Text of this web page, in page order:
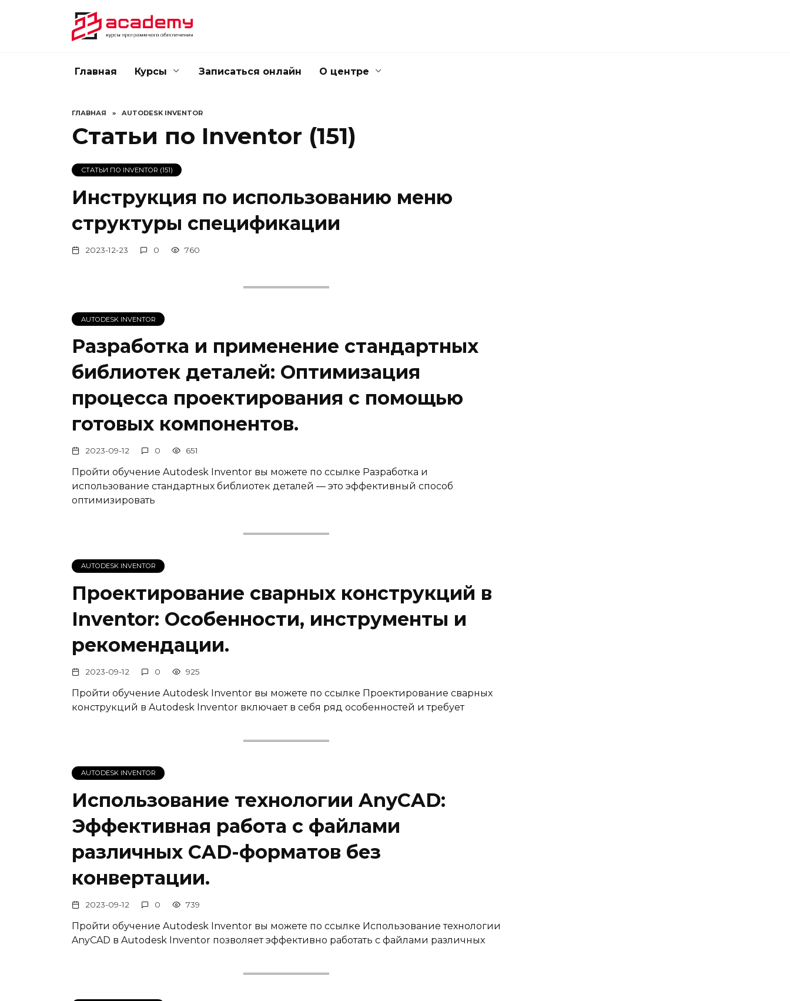
Главная Курсы Записаться онлайн О центре
ГЛАВНАЯ » AUTODESK INVENTOR
Статьи по Inventor (151)
СТАТЬИ ПО INVENTOR (151)
Инструкция по использованию меню
структуры спецификации
2023-12-23 0 760
AUTODESK INVENTOR
Разработка и применение стандартных
библиотек деталей: Оптимизация
процесса проектирования с помощью
готовых компонентов.
2023-09-12 0 651
Пройти обучение Autodesk Inventor вы можете по ссылке Разработка и
использование стандартных библиотек деталей — это эффективный способ
оптимизировать
AUTODESK INVENTOR
Проектирование сварных конструкций в
Inventor: Особенности, инструменты и
рекомендации.
2023-09-12 0 925
Пройти обучение Autodesk Inventor вы можете по ссылке Проектирование сварных
конструкций в Autodesk Inventor включает в себя ряд особенностей и требует
AUTODESK INVENTOR
Использование технологии AnyCAD:
Эффективная работа с файлами
различных CAD-форматов без
конвертации.
2023-09-12 0 739
Пройти обучение Autodesk Inventor вы можете по ссылке Использование технологии
AnyCAD в Autodesk Inventor позволяет эффективно работать с файлами различных